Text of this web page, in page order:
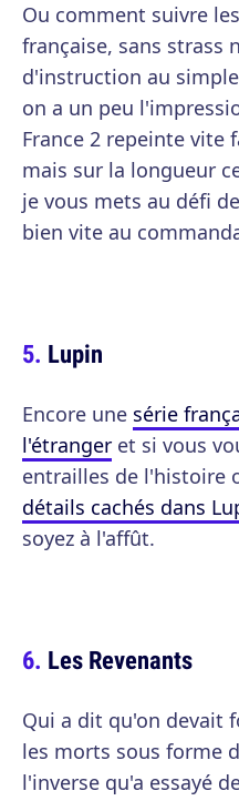
Ou comment suivre
française, sans strass
d'instruction au
on a un peu
France 2 repeinte vite
mais sur la longueur
je vous mets au défi
bien vite au
Lupin
Encore une série
l'étranger et si vous
entrailles de l'histoire
détails cachés dans
soyez à l'affût.
Les Revenants
Qui a dit qu'on devait
les morts sous forme
l'inverse qu'a essayé